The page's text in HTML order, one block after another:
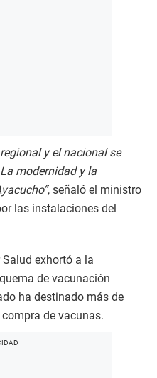
y el nacional se
modernidad y la
, señaló el ministro
las instalaciones del
exhortó a la
de vacunación
ha destinado más de
de vacunas.